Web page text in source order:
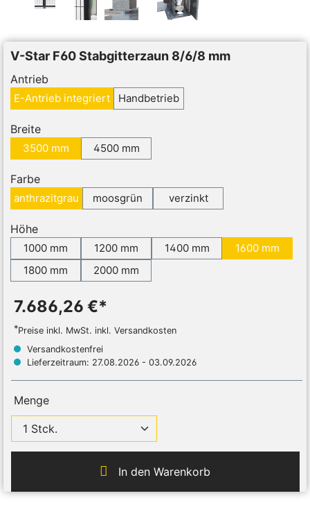
V-Star F60 Stabgitterzaun 8/6/8 mm
Antrieb
E-Antrieb integriert Handbetrieb
Breite
3500 mm 4500 mm
Farbe
anthrazitgrau moosgrün verzinkt
Höhe
1000 mm 1200 mm 1400 mm
1600 mm
1800 mm
2000 mm
7.686,26 €*
*Preise inkl. MwSt. inkl. Versandkosten
Versandkostenfrei
Lieferzeitraum: 27.08.2026 - 03.09.2026
Menge
In den Warenkorb